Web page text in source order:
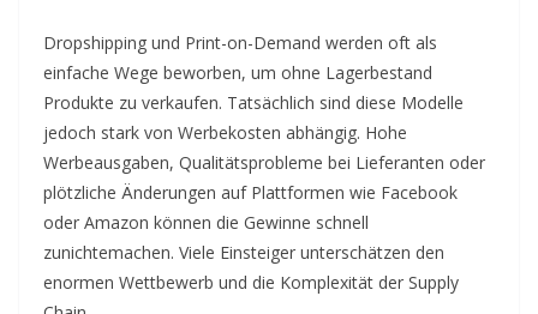
Dropshipping und Print-on-Demand werden oft als
einfache Wege beworben, um ohne Lagerbestand
Produkte zu verkaufen. Tatsächlich sind diese Modelle
jedoch stark von Werbekosten abhängig. Hohe
Werbeausgaben, Qualitätsprobleme bei Lieferanten oder
plötzliche Änderungen auf Plattformen wie Facebook
oder Amazon können die Gewinne schnell
zunichtemachen. Viele Einsteiger unterschätzen den
enormen Wettbewerb und die Komplexität der Supply